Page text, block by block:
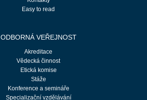
Easy to read
ODBORNÁ VEŘEJNOST
Akreditace
Vědecká činnost
Etická komise
Stáže
Konference a semináře
Specializační vzdělávání